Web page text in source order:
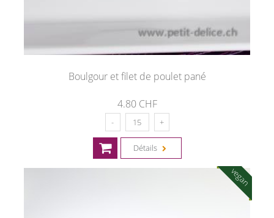
Boulgour et filet de poulet pané
4.80 CHF
Détails
vegan